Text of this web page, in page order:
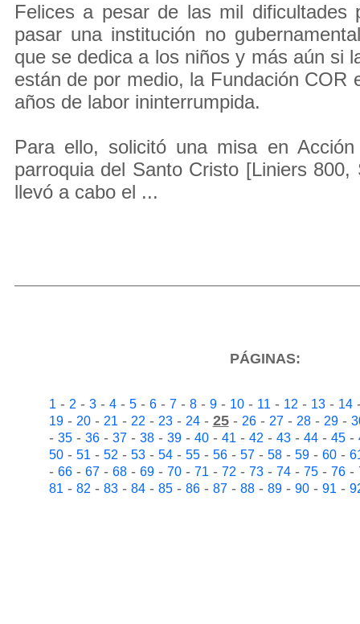
Felices a pesar de las mil dificultades
pasar una institución no
que se dedica a los niños y más aún si
están de por medio, la Fundación COR
años de labor ininterrumpida.
Para ello, solicitó una misa en
parroquia del Santo Cristo [Liniers
llevó a cabo el ...
PÁGINAS:
1- 2- 3- 4- 5- 6- 7- 8- 9- 10- 11- 12- 13- 14
19- 20- 21- 22- 23- 24- 25- 26- 27- 28- 29-
- 35- 36- 37- 38- 39- 40- 41- 42- 43- 44- 45-
50- 51- 52- 53- 54- 55- 56- 57- 58- 59- 60-
- 66- 67- 68- 69- 70- 71- 72- 73- 74- 75- 76-
81- 82- 83- 84- 85- 86- 87- 88- 89- 90- 91-